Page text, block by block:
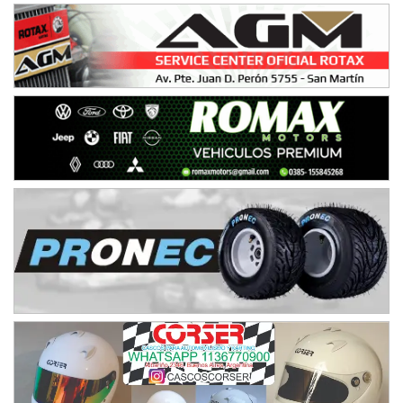
08/09-AGO
IAME SERIES ARGENTINA 6
Ramiro Tot (Asfalto)
Baradero (Buenos Aires)
KDO - F6
Ciudad de Trenque Lauquen (Asfalto)
Trenque Lauquen (Buenos Aires)
ENTRERRIANO - F6 (POSTERGADA)
Parque de la Velocidad (Asfalto)
Villaguay (Entre Ríos)
VICTORIENSE - F7
El Cerro (Tierra)
Victoria (Entre Ríos)
Moto Club Reginense (Tierra)
Gral. E. Godoy (Río Negro)
CSK - F7
Juventud Unida (Tierra)